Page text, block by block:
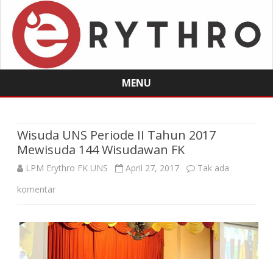
MENU
Wisuda UNS Periode II Tahun 2017
Mewisuda 144 Wisudawan FK
LPM Erythro FK UNS April 27, 2017
Tak ada
komentarpada
UNS
Periode